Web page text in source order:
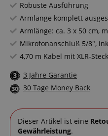
Robuste Ausführung
Armlänge komplett
Armlänge: ca. 3 x 50 cm,
Mikrofonanschluß 5/8",
4,70 m Kabel mit XLR-
3 Jahre Garantie
30 Tage Money Back
Dieser Artikel ist eine
Gewährleistung.